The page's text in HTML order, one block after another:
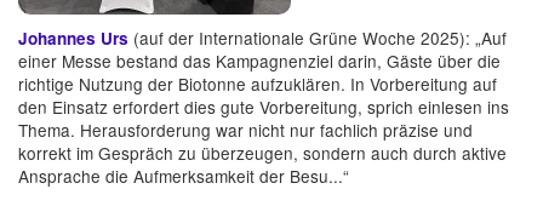
Johannes Urs (auf der Internationale Grüne Woche 2025): „Auf
einer Messe bestand das Kampagnenziel darin, Gäste über die
richtige Nutzung der Biotonne aufzuklären. In Vorbereitung auf
den Einsatz erfordert dies gute Vorbereitung, sprich einlesen ins
Thema. Herausforderung war nicht nur fachlich präzise und
korrekt im Gespräch zu überzeugen, sondern auch durch aktive
Ansprache die Aufmerksamkeit der Besu...“